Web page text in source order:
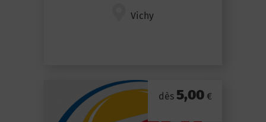
Vichy
dès 5,00€